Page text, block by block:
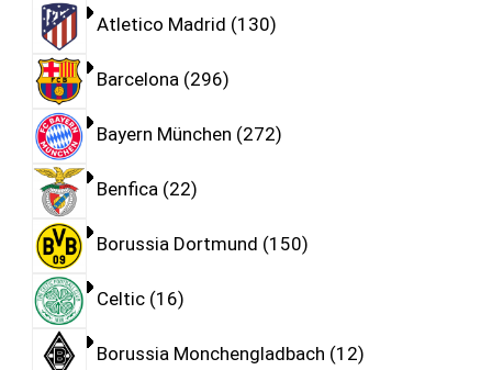
Atletico Madrid 130
Barcelona 296
Bayern München 272
Benfica 22
Borussia Dortmund 150
Celtic 16
Borussia Monchengladbach 12